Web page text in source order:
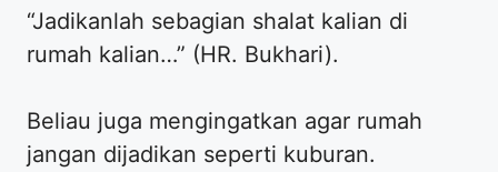
“Jadikanlah sebagian shalat kalian di
rumah kalian…” (HR. Bukhari).
Beliau juga mengingatkan agar rumah
jangan dijadikan seperti kuburan.